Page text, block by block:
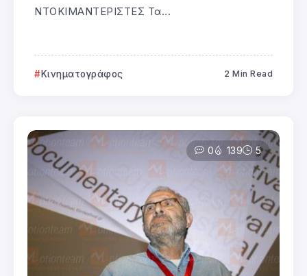
ΝΤΟΚΙΜΑΝΤΕΡΙΣΤΕΣ Τα...
Κινηματογράφος 2 Min Read
0 139 5